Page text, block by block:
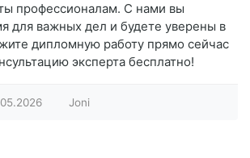
профессионалам. С нами вы
для важных дел и будете уверены в
дипломную работу прямо сейчас
эксперта бесплатно!
Joni